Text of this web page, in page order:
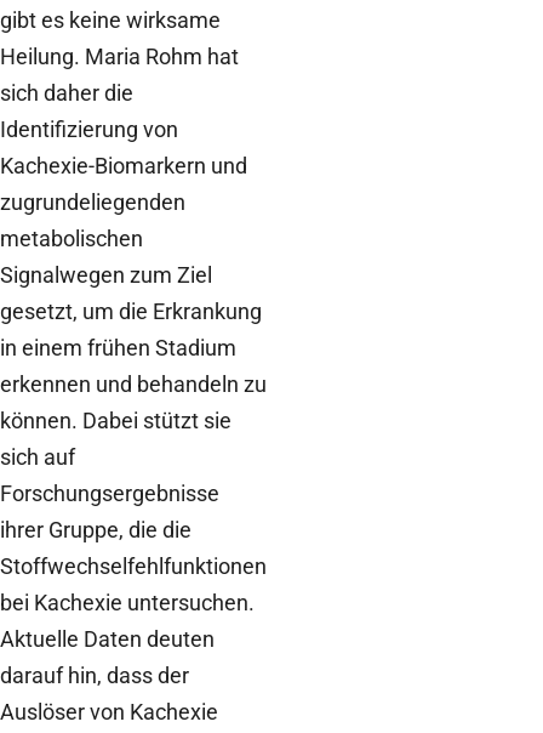
gibt es keine wirksame
Heilung. Maria Rohm hat
sich daher die
Identifizierung von
Kachexie-Biomarkern und
zugrundeliegenden
metabolischen
Signalwegen zum Ziel
gesetzt, um die Erkrankung
in einem frühen Stadium
erkennen und behandeln zu
können. Dabei stützt sie
sich auf
Forschungsergebnisse
ihrer Gruppe, die die
Stoffwechselfehlfunktionen
bei Kachexie untersuchen.
Aktuelle Daten deuten
darauf hin, dass der
Auslöser von Kachexie